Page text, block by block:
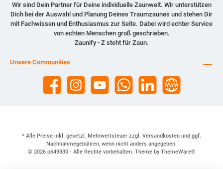
Wir sind Dein Partner für Deine individuelle Zaunwelt. Wir unterstützen
Dich bei der Auswahl und Planung Deines Traumzaunes und stehen Dir
mit Fachwissen und Enthusiasmus zur Seite. Dabei wird echter Service
von echten Menschen groß geschrieben.
Zaunify - Z steht für Zaun.
Unsere Communities
* Alle Preise inkl. gesetzl. Mehrwertsteuer zzgl. Versandkosten und ggf.
Nachnahmegebühren, wenn nicht anders angegeben.
© 2026 p649330 - Alle Rechte vorbehalten. Theme by ThemeWare®